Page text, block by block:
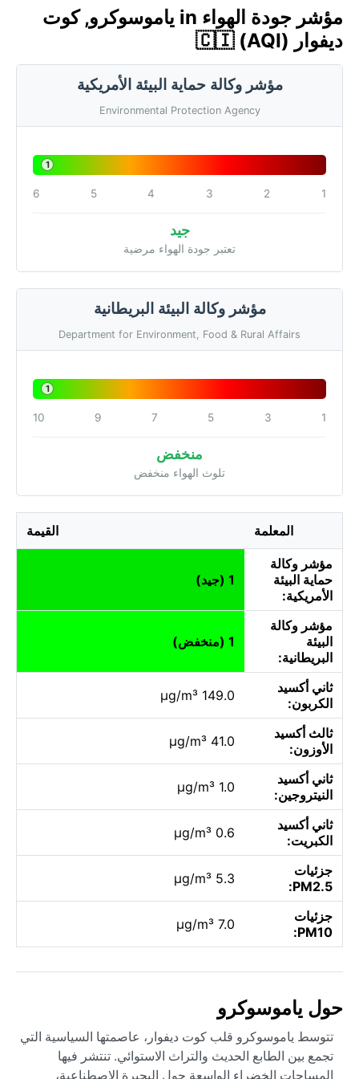
مؤشر جودة الهواء in ياموسوكرو, كوت
ديفوار 🇨🇮 (AQI)
مؤشر وكالة حماية البيئة الأمريكية
Environmental Protection Agency
1
1
2
3
4
5
6
جيد
تعتبر جودة الهواء مرضية
مؤشر وكالة البيئة البريطانية
Department for Environment, Food & Rural Affairs
1
1
3
5
7
9
10
منخفض
تلوث الهواء منخفض
المعلمة القيمة
مؤشر وكالة
حماية البيئة
الأمريكية:
1 (جيد)
مؤشر وكالة
البيئة
البريطانية:
1 (منخفض)
ثاني أكسيد
الكربون:
149.0 µg/m³
ثالث أكسيد
الأوزون:
41.0 µg/m³
ثاني أكسيد
النيتروجين:
1.0 µg/m³
ثاني أكسيد
الكبريت:
0.6 µg/m³
جزئيات
PM2.5:
5.3 µg/m³
جزئيات
PM10:
7.0 µg/m³
حول ياموسوكرو
تتوسط ياموسوكرو قلب كوت ديفوار، عاصمتها السياسية التي
تجمع بين الطابع الحديث والتراث الاستوائي. تنتشر فيها
المساحات الخضراء الواسعة حول البحيرة الاصطناعية،